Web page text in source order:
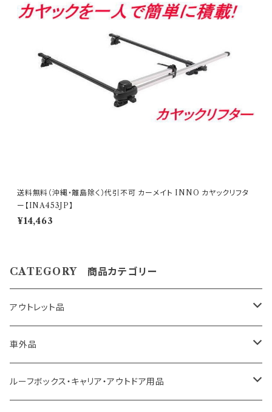
庫数表示が出ている商品でも、 ご注文時のタイミング
品になる場合がございます。 その場合誠に勝手ながら
ご注文をキャンセルさせて頂く場合があります。 受注後
のメールでお知らせしますのでご了承下さい。 ※取引
先品切れ、廃番の場合は 判明した時点でご連絡いたし
ます。 ※仕様及び外観は改良のため、 予告なしで変更
する場合がありますのでご了承下さい。
送料無料（沖縄・離島除く）代引不可 カーメイト INNO カヤックリフタ
ー【INA453JP】
¥14,463
CATEGORY 商品カテゴリー
アウトレット品
トヨタ車用 ボス
ニッサン車用 ボス
車外品
LED、HID、ハロゲン、ポジション
ルーフボックス・キャリア・アウトドア用品